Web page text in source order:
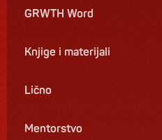
Kontakt
GRWTH Word
Knjige i materijali
Lično
Mentorstvo